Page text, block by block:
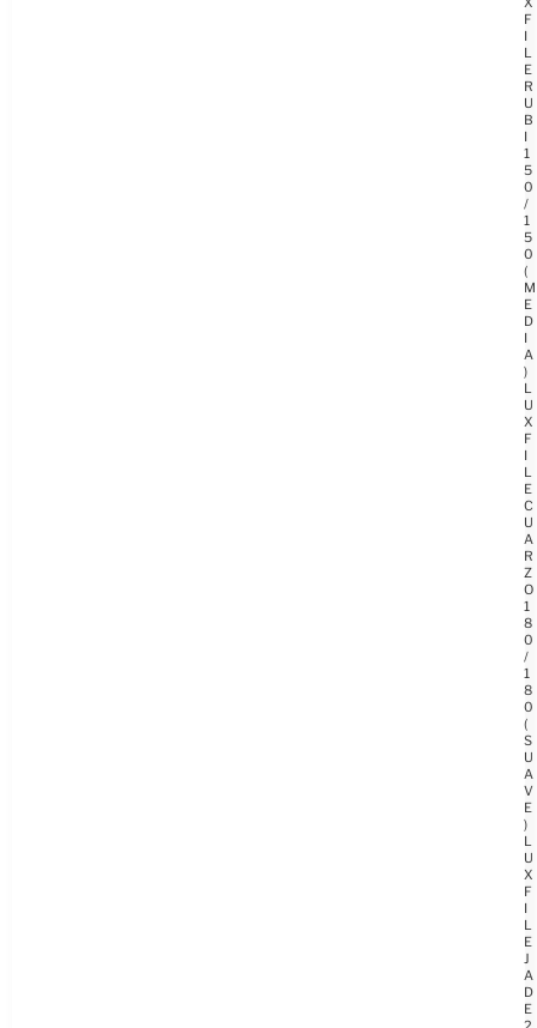
F
I
L
E
R
U
B
I
1
5
0
/
1
5
0
(
M
E
D
I
A
)
L
U
X
F
I
L
E
C
U
A
R
Z
O
1
8
0
/
1
8
0
(
S
U
A
V
E
)
L
U
X
F
I
L
E
J
A
D
E